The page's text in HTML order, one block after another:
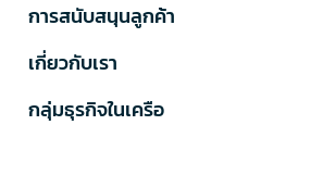
การสนับสนุนลูกค้า
เกี่ยวกับเรา
กลุ่มธุรกิจในเครือ